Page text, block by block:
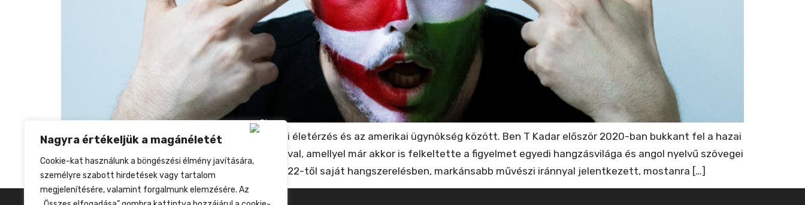
Nagyra értékeljük a magánéletét
Cookie-kat használunk a böngészési élmény javítására,
személyre szabott hirdetések vagy tartalom
megjelenítésére, valamint forgalmunk elemzésére. Az
Ben T Kadar többnyelvű (h)arcai a kelet-európai életérzés és az amerikai ügynökség között. Ben T Kadar először 2020-ban bukkant fel a hazai
zenei színtéren, Shower Thoughts című albumával, amellyel már akkor is felkeltette a figyelmet egyedi hangzásvilága és angol nyelvű szövegei
miatt. Azóta azonban sok minden változott: 2022-től saját hangszerelésben, markánsabb művészi iránnyal jelentkezett, mostanra […]